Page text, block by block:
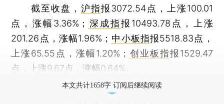
截至收盘，沪指报3072.54点，上涨100.01
点，涨幅3.36%； 深成指报10493.78点，上涨
201.26点，涨幅1.96%； 中小板指报5518.83点，
上涨65.55点，涨幅1.20%； 创业板指报1529.47
点，上涨9.67点，涨幅0.64%。
本文共计1658字 订阅后继续阅读